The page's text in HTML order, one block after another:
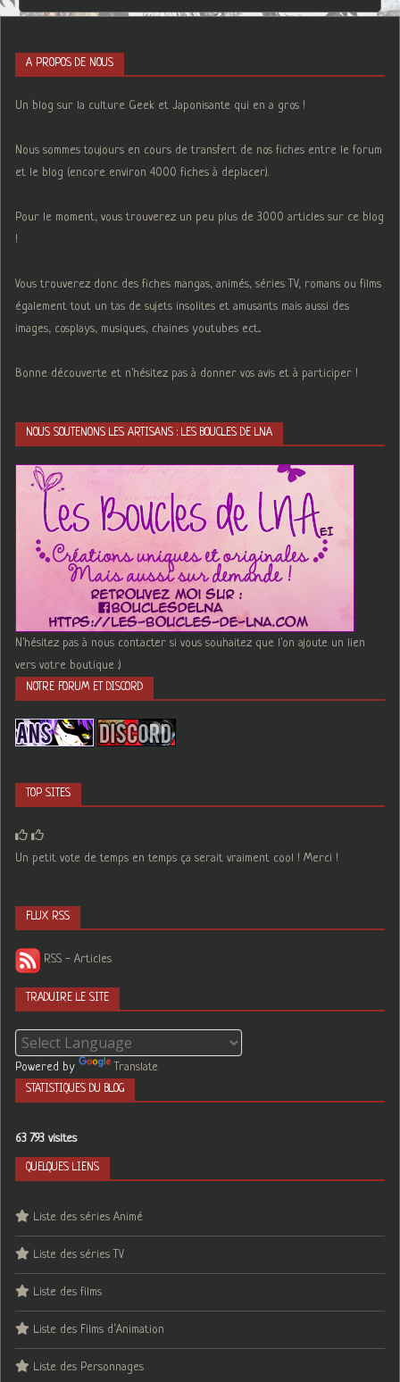
A PROPOS DE NOUS
Un blog sur la culture Geek et Japonisante qui en a gros !
Nous sommes toujours en cours de transfert de nos fiches entre le forum
et le blog (encore environ 4000 fiches à deplacer).
Pour le moment, vous trouverez un peu plus de 3000 articles sur ce blog
!
Vous trouverez donc des fiches mangas, animés, séries TV, romans ou films
également tout un tas de sujets insolites et amusants mais aussi des
images, cosplays, musiques, chaines youtubes ect...
Bonne découverte et n'hésitez pas à donner vos avis et à participer !
NOUS SOUTENONS LES ARTISANS : LES BOUCLES DE LNA
N'hésitez pas à nous contacter si vous souhaitez que l'on ajoute un lien
vers votre boutique :)
NOTRE FORUM ET DISCORD
TOP SITES
Un petit vote de temps en temps ça serait vraiment cool ! Merci !
FLUX RSS
RSS - Articles
TRADUIRE LE SITE
Powered by Translate
STATISTIQUES DU BLOG
63 793 visites
QUELQUES LIENS
Liste des séries Animé
Liste des séries TV
Liste des films
Liste des Films d’Animation
Liste des Personnages